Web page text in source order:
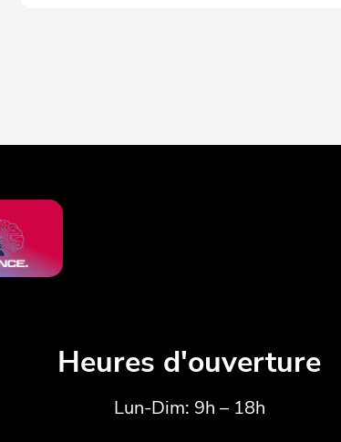
Heures d'ouverture
Lun-Dim: 9h – 18h